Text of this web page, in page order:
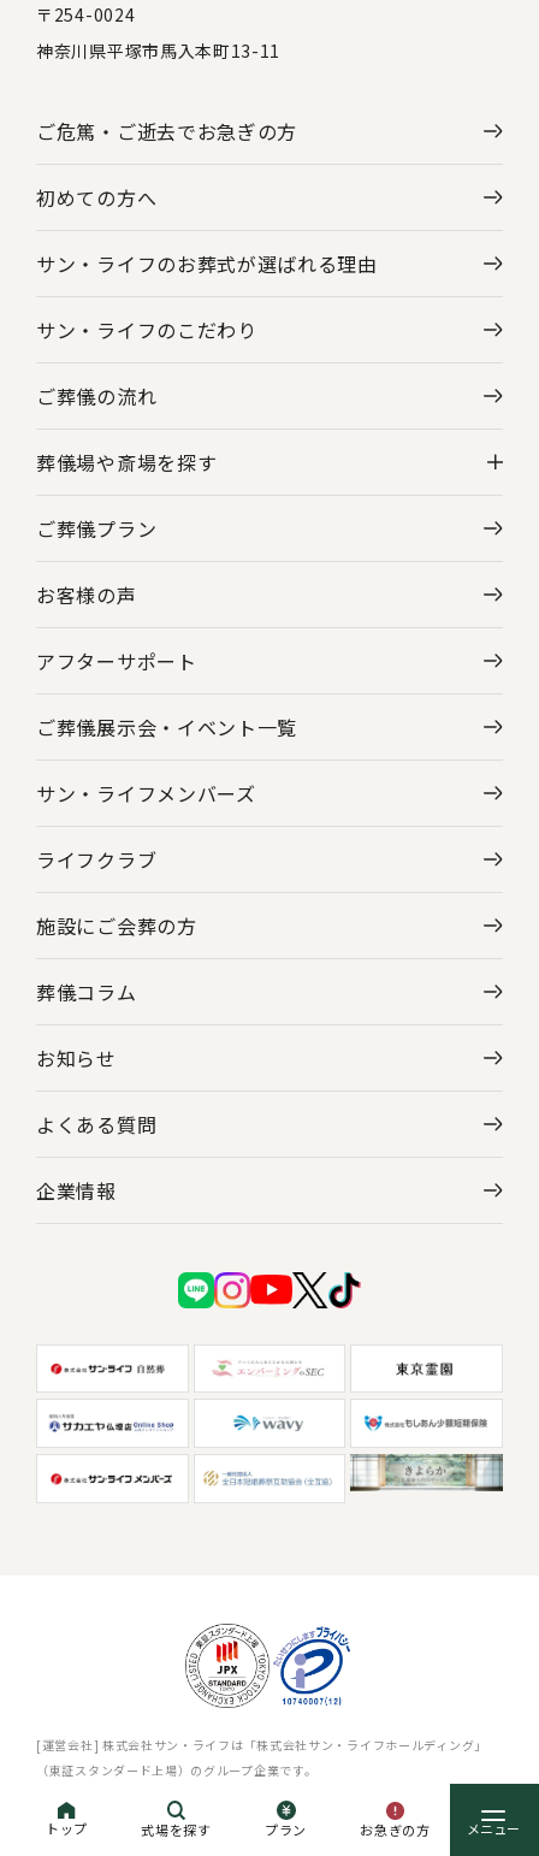
トップ 式場を探す プラン お急ぎの方
〒254-0024
神奈川県平塚市馬入本町13-11
ご危篤・ご逝去でお急ぎの方
初めての方へ
サン・ライフのお葬式が選ばれる理由
サン・ライフのこだわり
ご葬儀の流れ
葬儀場や斎場を探す
神奈川県の葬儀場・斎場一覧
東京都の葬儀場・斎場一覧
ご葬儀プラン
お客様の声
アフターサポート
ご葬儀展示会・ イベント一覧
サン・ライフメンバーズ
ライフクラブ
施設にご会葬の方
葬儀コラム
お知らせ
よくある質問
企業情報
[運営会社] 株式会社サン・ライフは「株式会社サン・ライフホールディング」
（東証スタンダード上場）のグループ企業です。
プライバシーポリシー サイトマップ